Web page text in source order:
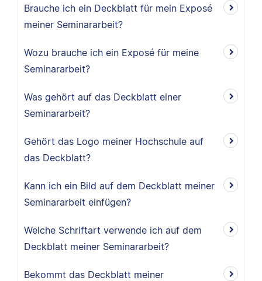
Brauche ich ein Deckblatt für mein Exposé
meiner Seminararbeit?
Wozu brauche ich ein Exposé für meine
Seminararbeit?
Was gehört auf das Deckblatt einer
Seminararbeit?
Gehört das Logo meiner Hochschule auf
das Deckblatt?
Kann ich ein Bild auf dem Deckblatt meiner
Seminararbeit einfügen?
Welche Schriftart verwende ich auf dem
Deckblatt meiner Seminararbeit?
Bekommt das Deckblatt meiner